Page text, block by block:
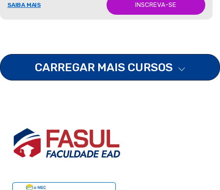
SAIBA MAIS INSCREVA-SE
CARREGAR MAIS CURSOS